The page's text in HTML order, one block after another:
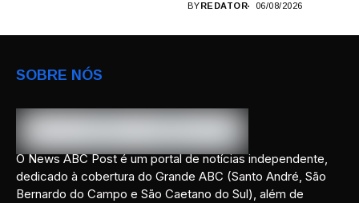
BY REDATOR 06/08/2026
SOBRE NÓS
O News ABC Post é um portal de notícias independente,
dedicado à cobertura do Grande ABC (Santo André, São
Bernardo do Campo e São Caetano do Sul), além de